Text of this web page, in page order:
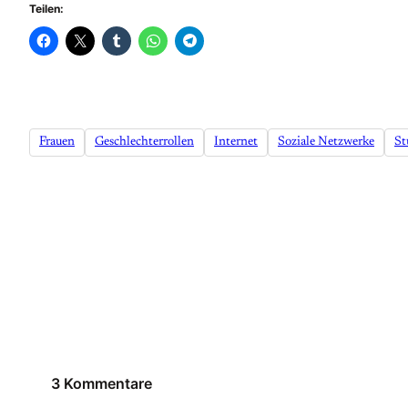
Teilen:
Frauen Geschlechterrollen Internet Soziale Netzwerke
3 Kommentare